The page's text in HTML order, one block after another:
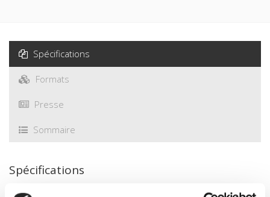
Spécifications
Formats
Presse
Sommaire
Spécifications